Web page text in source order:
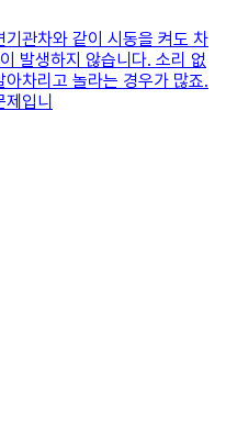
관차와 같이 시동을 켜도 차
발생하지 않습니다. 소리 없
차리고 놀라는 경우가 많죠.
입니